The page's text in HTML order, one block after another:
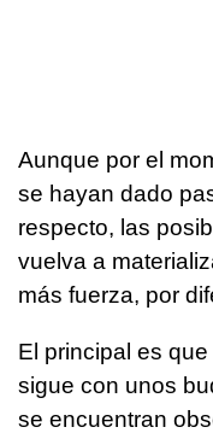
Aunque por el
se hayan dado
respecto, las
vuelva a
más fuerza, por
El principal es
sigue con unos
se encuentran